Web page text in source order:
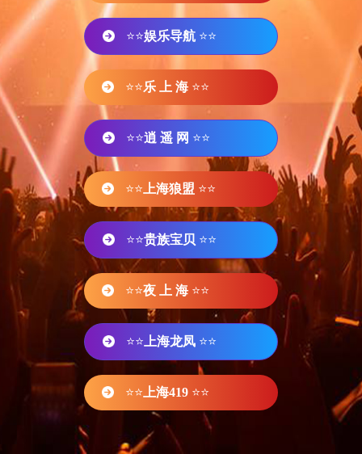
⭐⭐娱乐导航 ⭐⭐
⭐⭐乐 上 海 ⭐⭐
⭐⭐逍 遥 网 ⭐⭐
⭐⭐ 上海狼盟 ⭐⭐
⭐⭐贵族宝贝 ⭐⭐
⭐⭐夜 上 海 ⭐⭐
⭐⭐ 上海龙凤 ⭐⭐
⭐⭐ 上海419 ⭐⭐